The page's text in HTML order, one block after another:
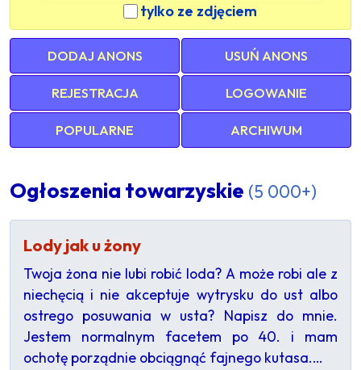
tylko ze zdjęciem
DODAJ ANONS USUŃ ANONS
REJESTRACJA LOGOWANIE
POPULARNE ARCHIWUM
Ogłoszenia towarzyskie (5 000+)
Lody jak u żony
Twoja żona nie lubi robić loda? A może robi ale z
niechęcią i nie akceptuje wytrysku do ust albo
ostrego posuwania w usta? Napisz do mnie.
Jestem normalnym facetem po 40. i mam
ochotę porządnie obciągnąć fajnego kutasa.…